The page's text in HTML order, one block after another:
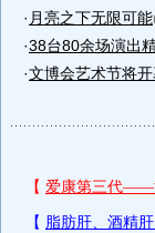
· 月亮之下无限可能
·38台80余场演出
·文博会艺术节将